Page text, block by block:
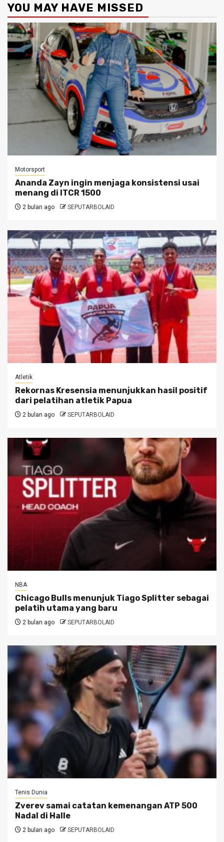
YOU MAY HAVE MISSED
Motorsport
Ananda Zayn ingin menjaga konsistensi usai
menang di ITCR 1500
2 bulan ago SEPUTARBOLAID
Atletik
Rekornas Kresensia menunjukkan hasil positif
dari pelatihan atletik Papua
2 bulan ago SEPUTARBOLAID
NBA
Chicago Bulls menunjuk Tiago Splitter sebagai
pelatih utama yang baru
2 bulan ago SEPUTARBOLAID
Tenis Dunia
Zverev samai catatan kemenangan ATP 500
Nadal di Halle
2 bulan ago SEPUTARBOLAID